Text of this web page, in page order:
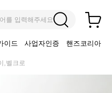
를 입력해주세요
이드 사업자인증 핸즈코리아
,벨크로